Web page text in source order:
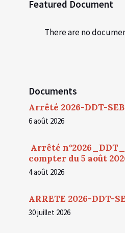
Featured Document
There are no
Documents
Arrêté 2026-DDT-
6 août 2026
Arrêté
compter du 5 août
4 août 2026
ARRETE 2026-DDT-
30 juillet 2026